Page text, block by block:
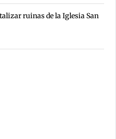
ruinas de la Iglesia San